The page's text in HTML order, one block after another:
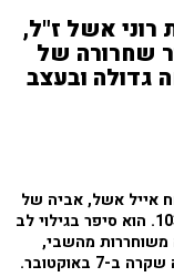
רוני אשל ז"ל,
שחרורה של
גדולה ובעצב
אייל אשל, אביה של
התצפיתנית רוני אשל ז"ל, עם סיון כהן ב-103fm. הוא סיפר בגילוי לב
מהשבי,
באוקטובר.